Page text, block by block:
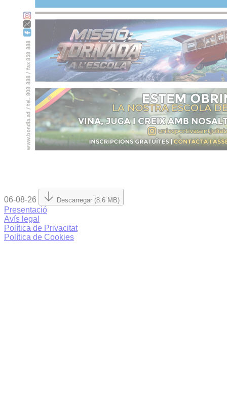
06-08-26 Descarregar (8.6 MB)
Presentació
Avís legal
Política de Privacitat
Política de Cookies